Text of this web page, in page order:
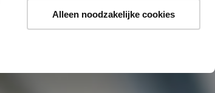
Alleen noodzakelijke cookies